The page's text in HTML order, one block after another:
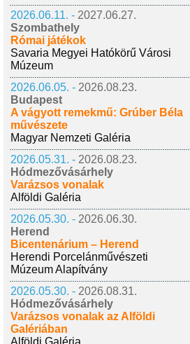
2026.06.11. - 2027.06.27.
Szombathely
Római játékok
Savaria Megyei Hatókörű Városi
Múzeum
2026.06.05. - 2026.08.23.
Budapest
A vágyott remekmű: Grúber Béla
művészete
Magyar Nemzeti Galéria
2026.05.31. - 2026.08.23.
Hódmezővásárhely
Varázsos vonalak
Alföldi Galéria
2026.05.30. - 2026.06.30.
Herend
Bicentenárium – Herend
Herendi Porcelánművészeti
Múzeum Alapítvány
2026.05.30. - 2026.08.31.
Hódmezővásárhely
Varázsos vonalak az Alföldi
Galériában
Alföldi Galéria